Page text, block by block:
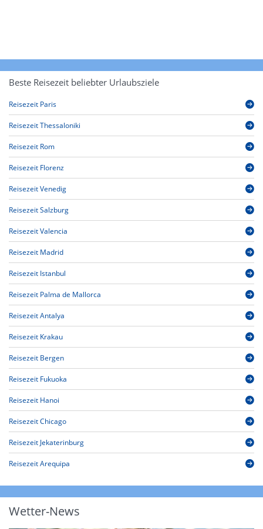
Beste Reisezeit beliebter Urlaubsziele
Reisezeit Paris
Reisezeit Thessaloniki
Reisezeit Rom
Reisezeit Florenz
Reisezeit Venedig
Reisezeit Salzburg
Reisezeit Valencia
Reisezeit Madrid
Reisezeit Istanbul
Reisezeit Palma de Mallorca
Reisezeit Antalya
Reisezeit Krakau
Reisezeit Bergen
Reisezeit Fukuoka
Reisezeit Hanoi
Reisezeit Chicago
Reisezeit Jekaterinburg
Reisezeit Arequipa
Wetter-News